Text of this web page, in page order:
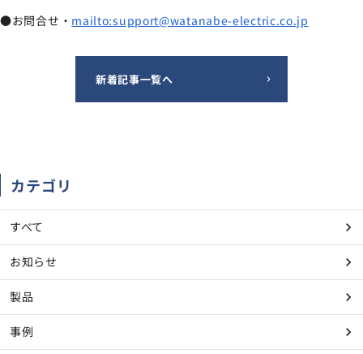
●お問合せ・ mailto:support@watanabe-electric.co.jp
新着記事一覧へ
カテゴリ
すべて
お知らせ
製品
事例